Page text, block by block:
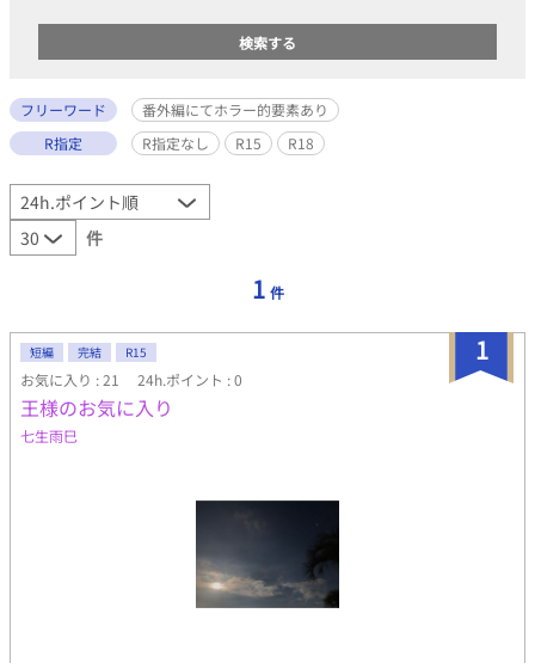
フリーワード
番外編にてホラー的要素あり
R指定
R指定なし R15 R18
件
1 件
1
短編 完結 R15
お気に入り : 21 24h.ポイント : 0
王様のお気に入り
七生雨巳